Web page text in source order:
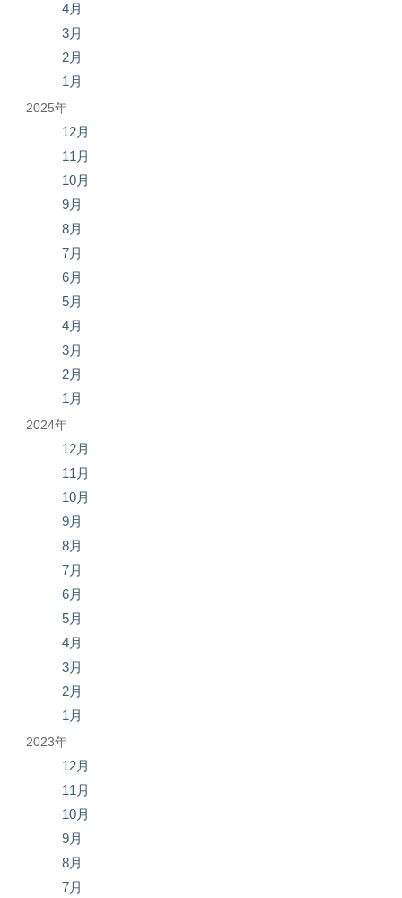
4月
3月
2月
1月
2025年
12月
11月
10月
9月
8月
7月
6月
5月
4月
3月
2月
1月
2024年
12月
11月
10月
9月
8月
7月
6月
5月
4月
3月
2月
1月
2023年
12月
11月
10月
9月
8月
7月